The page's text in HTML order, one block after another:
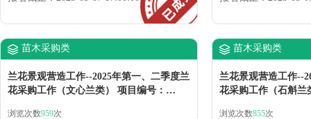
苗木采购类
兰花景观营造工作--2025年第一、二季度兰
花采购工作（文心兰类） 项目编号：
浏览次数959次
苗木采购类
兰花景观营造工作--
花采购工作（石斛兰
浏览次数855次